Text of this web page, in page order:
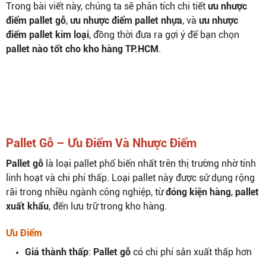
Trong bài viết này, chúng ta sẽ phân tích chi tiết ưu nhược
điểm pallet gỗ, ưu nhược điểm pallet nhựa, và ưu nhược
điểm pallet kim loại, đồng thời đưa ra gợi ý để bạn chọn
pallet nào tốt cho kho hàng TP.HCM.
Pallet Gỗ – Ưu Điểm Và Nhược Điểm
Pallet gỗ là loại pallet phổ biến nhất trên thị trường nhờ tính
linh hoạt và chi phí thấp. Loại pallet này được sử dụng rộng
rãi trong nhiều ngành công nghiệp, từđóng kiện hàng, pallet
xuất khẩu, đến lưu trữ trong kho hàng.
Ưu Điểm
Giá thành thấp: Pallet gỗ có chi phí sản xuất thấp hơn